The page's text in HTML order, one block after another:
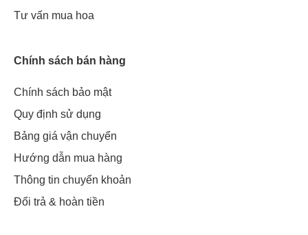
Tư vấn mua hoa
Chính sách bán hàng
Chính sách bảo mật
Quy định sử dụng
Bảng giá vận chuyển
Hướng dẫn mua hàng
Thông tin chuyển khoản
Đổi trả & hoàn tiền